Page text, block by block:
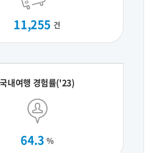
11,255 건
국내여행 경험률('23)
64.3 %